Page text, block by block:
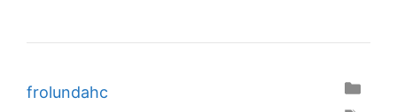
Categories
frolundahc